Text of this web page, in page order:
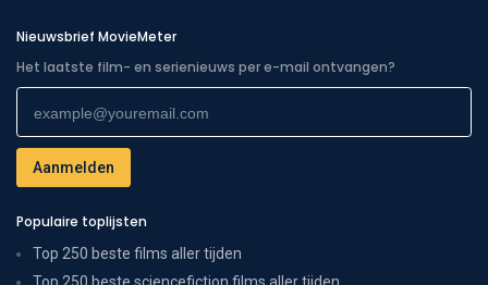
Nieuwsbrief MovieMeter
Het laatste film- en serienieuws per e-mail ontvangen?
Populaire toplijsten
Top 250 beste films aller tijden
Top 250 beste sciencefiction films aller tijden